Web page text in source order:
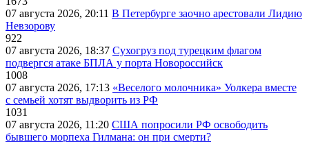
07 августа 2026, 20:11 В Петербурге заочно арестовали Лидию
Невзорову
922
07 августа 2026, 18:37 Сухогруз под турецким флагом
подвергся атаке БПЛА у порта Новороссийск
1008
07 августа 2026, 17:13 «Веселого молочника» Уолкера вместе
с семьей хотят выдворить из РФ
1031
07 августа 2026, 11:20 США попросили РФ освободить
бывшего морпеха Гилмана: он при смерти?